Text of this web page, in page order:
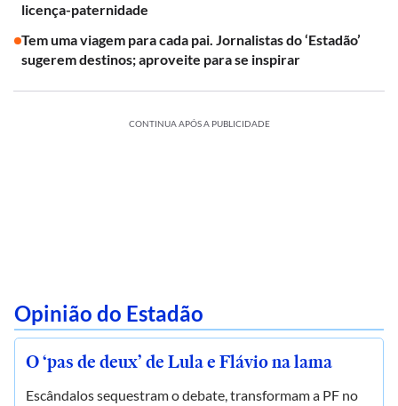
licença-paternidade
Tem uma viagem para cada pai. Jornalistas do ‘Estadão’
sugerem destinos; aproveite para se inspirar
CONTINUA APÓS A PUBLICIDADE
Opinião do Estadão
O ‘pas de deux’ de Lula e Flávio na lama
Escândalos sequestram o debate, transformam a PF no